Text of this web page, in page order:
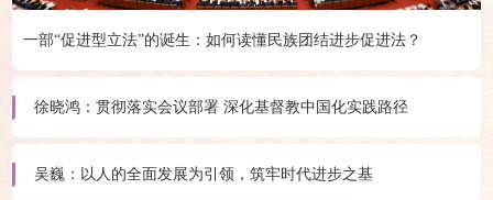
一部“促进型立法”的诞生：如何读懂民族团结进步促进法？
徐晓鸿：贯彻落实会议部署 深化基督教中国化实践路径
吴巍：以人的全面发展为引领，筑牢时代进步之基